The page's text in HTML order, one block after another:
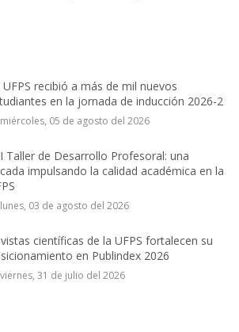
UFPS recibió a más de mil nuevos
en la jornada de inducción 2026-2
miércoles, 05 de agosto del 2026
Taller de Desarrollo Profesoral: una
impulsando la calidad académica en la
lunes, 03 de agosto del 2026
científicas de la UFPS fortalecen su
en Publindex 2026
viernes, 31 de julio del 2026